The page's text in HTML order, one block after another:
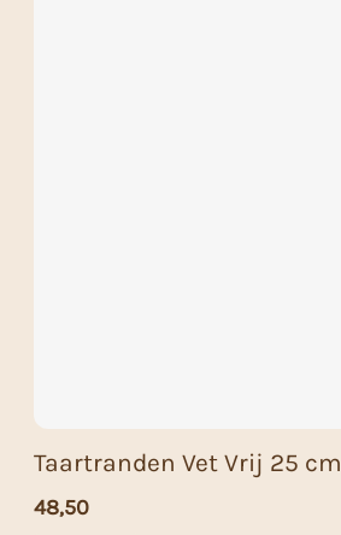
Taartranden Vet Vrij 25 cm
48,50